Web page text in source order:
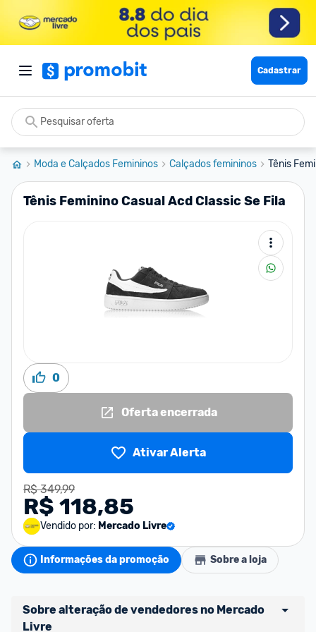
Cadastrar
Moda e Calçados Femininos Calçados femininos Tênis
Tênis Feminino Casual Acd Classic Se Fila
0
Oferta encerrada
Ativar Alerta
R$ 349,99
R$ 118,85
Vendido por: Mercado Livre
Informações da promoção Sobre a loja
Sobre alteração de vendedores no Mercado
Livre